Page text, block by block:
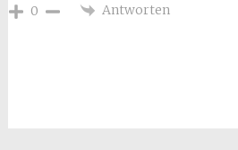
0 Antworten